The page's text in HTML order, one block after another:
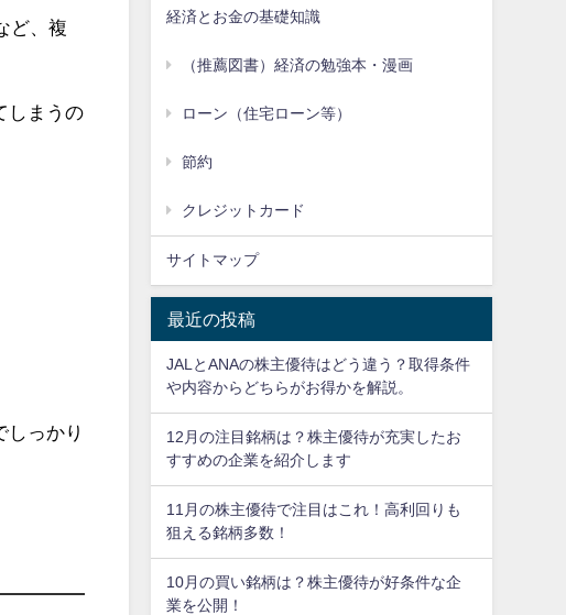
ど、複
しまうの
しっかり
経済とお金の基礎知識
（推薦図書）経済の勉強本・漫画
ローン（住宅ローン等）
節約
クレジットカード
サイトマップ
最近の投稿
JALとANAの株主優待はどう違う？取得条件
や内容からどちらがお得かを解説。
12月の注目銘柄は？株主優待が充実したお
すすめの企業を紹介します
11月の株主優待で注目はこれ！高利回りも
狙える銘柄多数！
10月の買い銘柄は？株主優待が好条件な企
業を公開！